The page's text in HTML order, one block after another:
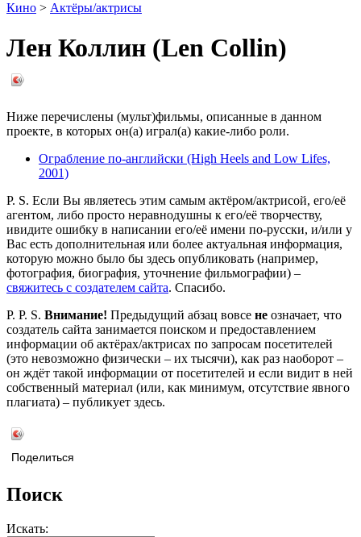
Кино > Актёры/актрисы
Лен Коллин (Len Collin)
Ниже перечислены (мульт)фильмы, описанные в данном
проекте, в которых он(а) играл(а) какие-либо роли.
Ограбление по-английски (High Heels and Low Lifes,
2001)
P. S. Если Вы являетесь этим самым актёром/актрисой, его/её
агентом, либо просто неравнодушны к его/её творчеству,
ивидите ошибку в написании его/её имени по-русски, и/или у
Вас есть дополнительная или более актуальная информация,
которую можно было бы здесь опубликовать (например,
фотография, биография, уточнение фильмографии) –
свяжитесь с создателем сайта. Спасибо.
P. P. S. Внимание! Предыдущий абзац вовсе не означает, что
создатель сайта занимается поиском и предоставлением
информации об актёрах/актрисах по запросам посетителей
(это невозможно физически – их тысячи), как раз наоборот –
он ждёт такой информации от посетителей и если видит в ней
собственный материал (или, как минимум, отсутствие явного
плагиата) – публикует здесь.
Поделиться
Поиск
Искать: